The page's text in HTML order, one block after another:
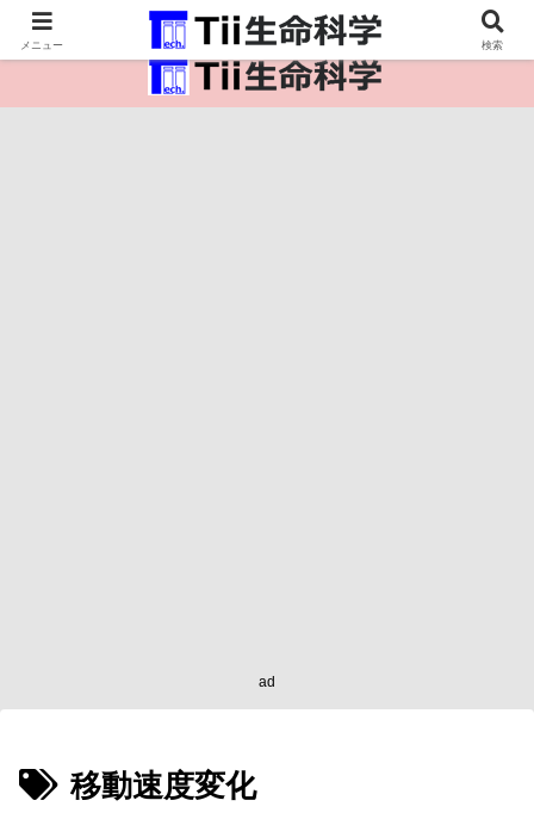
医療保健・生命・生物の情報インフラ。
ad
移動速度変化
メニュー 検索